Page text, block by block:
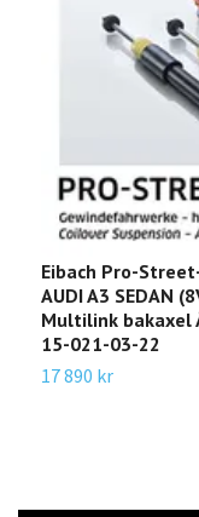
Eibach Pro-
AUDI A3 SEDAN
Multilink bakaxel
15-021-03-22
17 890 kr